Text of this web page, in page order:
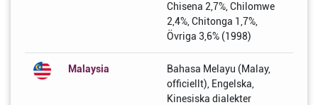
Chisena 2,7%, Chilomwe
2,4%, Chitonga 1,7%,
Övriga 3,6% (1998)
Malaysia
Bahasa Melayu (Malay,
officiellt), Engelska,
Kinesiska dialekter